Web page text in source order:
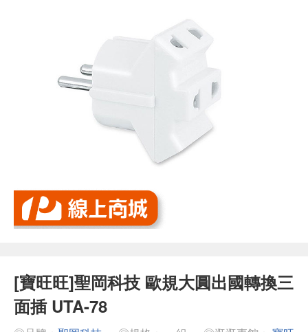
[寶旺旺]聖岡科技 歐規大圓出國轉換三
面插 UTA-78